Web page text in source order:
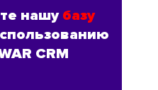
нашу базу
CRM